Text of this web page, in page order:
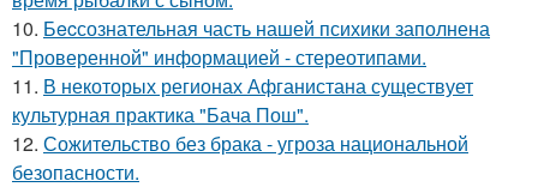
10. Бecсознательная часть нашей психики заполнена
"Проверенной" информацией - стереотипами.
11. В некоторых регионах Афганистана существует
культурная практика "Бача Пош".
12. Сожительство без брака - угроза национальной
безопасности.